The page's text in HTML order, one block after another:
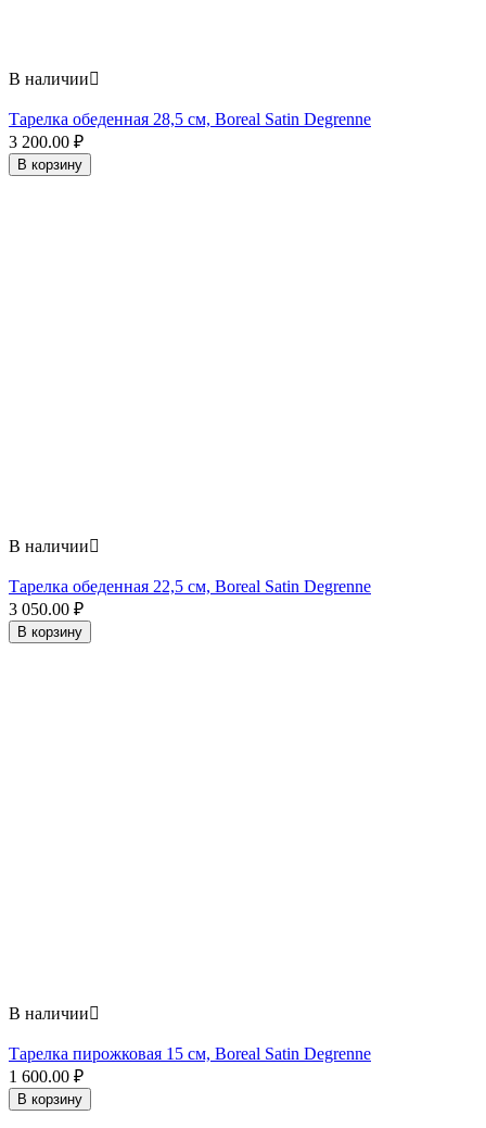
В наличии
Тарелка обеденная 28,5 см, Boreal Satin Degrenne
3 200.00 ₽
В корзину
В наличии
Тарелка обеденная 22,5 см, Boreal Satin Degrenne
3 050.00 ₽
В корзину
В наличии
Тарелка пирожковая 15 см, Boreal Satin Degrenne
1 600.00 ₽
В корзину